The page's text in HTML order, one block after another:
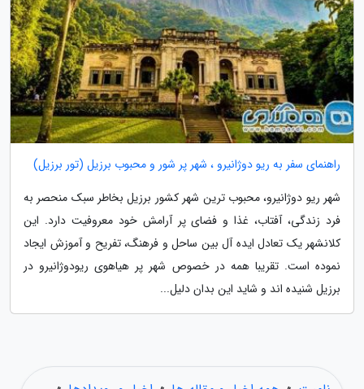
راهنمای سفر به ریو دوژانیرو ، شهر پر شور و محبوب برزیل (تور برزیل)
شهر ریو دوژانیرو، محبوب ترین شهر کشور برزیل بخاطر سبک منحصر به
فرد زندگی، آفتاب، غذا و فضای پر آرامش خود معروفیت دارد. این
کلانشهر یک تعادل ایده آل بین ساحل و فرهنگ، تفریح و آموزش ایجاد
نموده است. تقریبا همه در خصوص شهر پر هیاهوی ریودوژانیرو در
برزیل شنیده اند و شاید این بدان دلیل...